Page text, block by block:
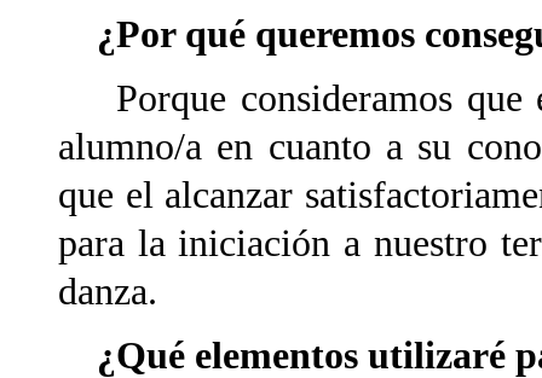
¿Por qué queremos
Porque consideramos que
alumno/a en cuanto a su
que el alcanzar
para la iniciación a nuestro
danza.
¿Qué elementos utilizaré